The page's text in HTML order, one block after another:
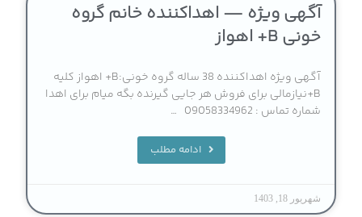
آگهی ویژه — اهداکننده خانم گروه
خونی B+ اهواز
آگهی ویژه اهداکننده 38 ساله گروه خونی:B+ اهواز کلیه
B+نیازمالی برای فروش هر جایی گیرنده بگه میام برای اهدا
شماره تماس : 09058334962 …
ادامه مطلب
شهریور 18, 1403